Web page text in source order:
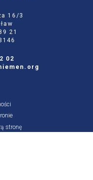
16/3
21
02
stronę